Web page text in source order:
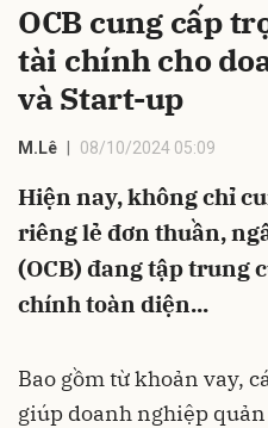
OCB cung cấp
tài chính cho
và Start-up
M.Lê 08/10/2024 05:09
Hiện nay, không chỉ
riêng lẻ đơn thuần,
(OCB) đang tập trung
chính toàn diện...
Bao gồm từ khoản vay,
giúp doanh nghiệp